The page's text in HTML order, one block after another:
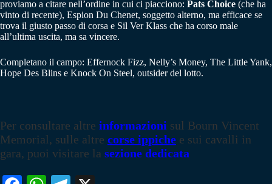
proviamo a citare nell’ordine in cui ci piacciono: Pats Choice (che ha
vinto di recente), Espion Du Chenet, soggetto alterno, ma efficace se
trova il giusto passo di corsa e Sil Ver Klass che ha corso male
all’ultima uscita, ma sa vincere.
Completano il campo: Effernock Fizz, Nelly’s Money, The Little Yank,
Hope Des Blins e Knock On Steel, outsider del lotto.
Per consultare altre informazioni sul Bourn Vincent
Memorial, sulle altre corse ippiche e sui cavalli in
gara, puoi visitare la sezione dedicata